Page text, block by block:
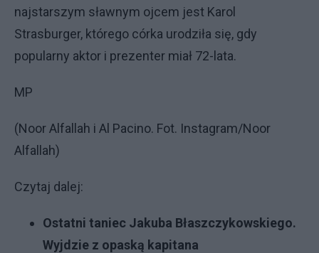
najstarszym sławnym ojcem jest Karol
Strasburger, którego córka urodziła się, gdy
popularny aktor i prezenter miał 72-lata.
MP
(Noor Alfallah i Al Pacino. Fot. Instagram/Noor
Alfallah)
Czytaj dalej:
Ostatni taniec Jakuba Błaszczykowskiego.
Wyjdzie z opaską kapitana